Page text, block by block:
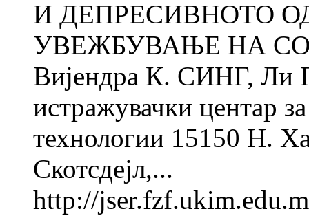
И ДЕПРЕСИВНОТО
УВЕЖБУВАЊЕ НА
Вијендра К. СИНГ, Ли
истражувачки центар
технологии 15150 Н.
Скотсдејл,...
http://